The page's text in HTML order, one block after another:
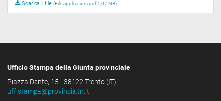
Scarica il file (File application/pdf 1,07 MB)
Ufficio Stampa della Giunta provinciale
Piazza Dante, 15 - 38122 Trento (IT)
uff.stampa@provincia.tn.it